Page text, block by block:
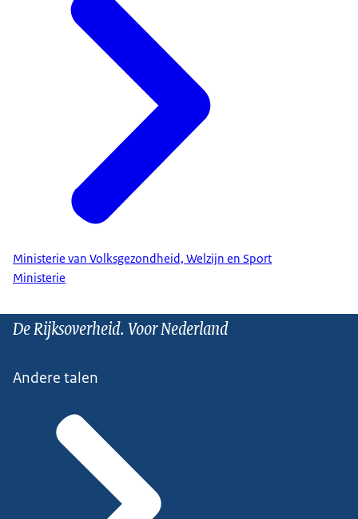
Ministerie van Volksgezondheid, Welzijn en Sport
Ministerie
De Rijksoverheid. Voor Nederland
Andere talen